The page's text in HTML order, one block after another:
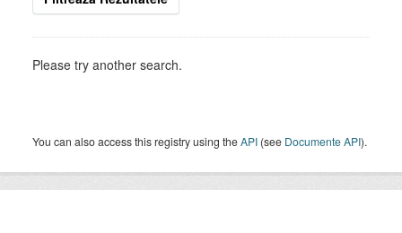
Please try another search.
You can also access this registry using theAPI (see Documente API).